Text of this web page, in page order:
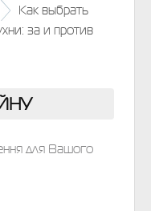
Как выбрать
за и против
для Вашого